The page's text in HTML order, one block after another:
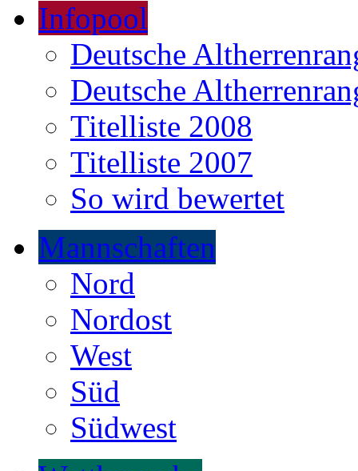
Infopool
Deutsche
Deutsche
Titelliste 2008
Titelliste 2007
So wird bewertet
Mannschaften
Nord
Nordost
West
Süd
Südwest